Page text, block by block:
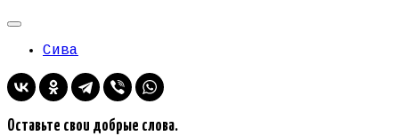
Сива
Оставьте свои добрые слова.